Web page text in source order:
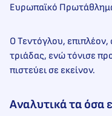
Ευρωπαϊκό
Ο Τεντόγλου, επιπλέον,
τριάδας, ενώ τόνισε
πιστεύει σε εκείνον.
Αναλυτικά τα όσα